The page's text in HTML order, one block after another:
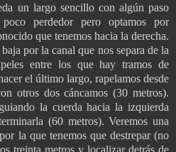
un largo sencillo con algún paso
perdedor pero optamos por
que tenemos hacia la derecha.
por la canal que nos separa de la
entre los que hay tramos de
el último largo, rapelamos desde
otros dos cáncamos (30 metros).
la cuerda hacia la izquierda
(60 metros). Veremos una
la que tenemos que destrepar (no
treinta metros y localizar detrás de